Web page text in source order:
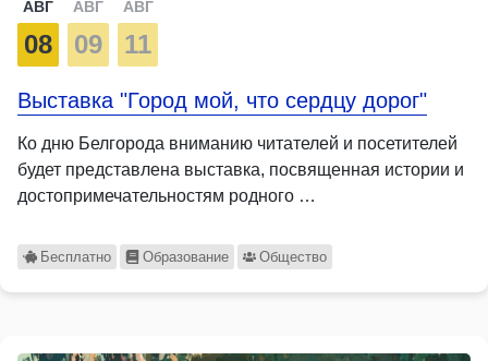
АВГ
08
АВГ
09
АВГ
11
Выставка "Город мой, что сердцу дорог"
Ко дню Белгорода вниманию читателей и посетителей
будет представлена выставка, посвященная истории и
достопримечательностям родного …
Бесплатно Образование Общество